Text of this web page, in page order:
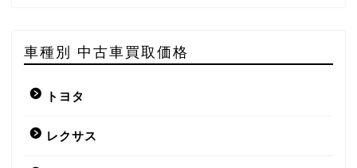
車種別 中古車買取価格
トヨタ
レクサス